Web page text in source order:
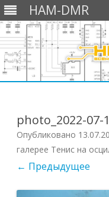
HAM-DMR
photo_2022-07-
Опубликовано
галерее Тенис на
← Предыдущее